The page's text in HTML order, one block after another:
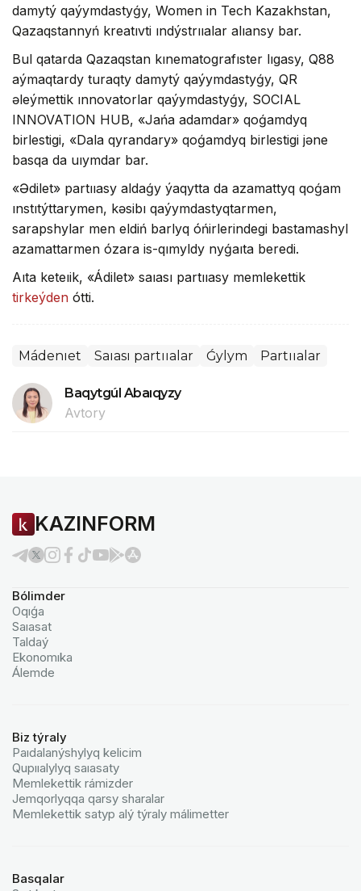
damytý qaýymdastyǵy, Women in Tech Kazakhstan,
Qazaqstannyń kreatıvti ındýstrııalar alıansy bar.
Bul qatarda Qazaqstan kınematografıster lıgasy, Q88
aýmaqtardy turaqty damytý qaýymdastyǵy, QR
əleýmettik ınnovatorlar qaýymdastyǵy, SOCIAL
INNOVATION HUB, «Jańa adamdar» qoǵamdyq
birlestigi, «Dala qyrandary» qoǵamdyq birlestigi jəne
basqa da uıymdar bar.
«Ədilet» partııasy aldaǵy ýaqytta da azamattyq qoǵam
ınstıtýttarymen, kəsibı qaýymdastyqtarmen,
sarapshylar men eldiń barlyq óńirlerindegi bastamashyl
azamattarmen ózara is-qımyldy nyǵaıta beredi.
Aıta keteıik, «Ádilet» saıası partııasy memlekettik
tirkeýden ótti.
Mádenıet Saıası partııalar Ǵylym Partııalar
Baqytgúl Abaıqyzy
Avtory
KAZINFORM
Bólimder
Oqıǵa
Saıasat
Taldaý
Ekonomıka
Álemde
Biz týraly
Paıdalanýshylyq kelicim
Qupııalylyq saıasaty
Memlekettik rámizder
Jemqorlyqqa qarsy sharalar
Memlekettik satyp alý týraly málimetter
Basqalar